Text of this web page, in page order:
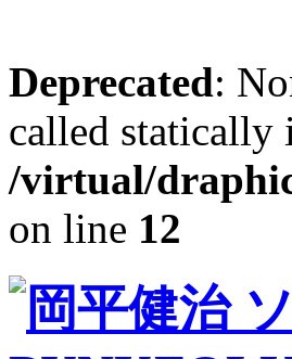
Deprecated:
called statically
/virtual/
on line 12